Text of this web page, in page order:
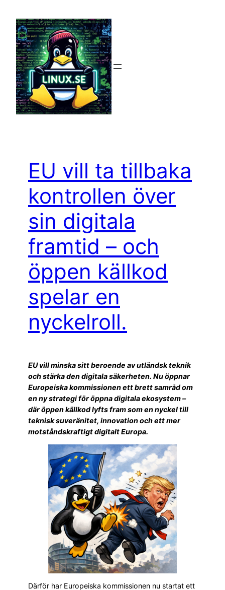
innehåll
EU vill ta tillbaka
kontrollen över
sin digitala
framtid – och
öppen källkod
spelar en
nyckelroll.
EU vill minska sitt beroende av utländsk teknik
och stärka den digitala säkerheten. Nu öppnar
Europeiska kommissionen ett brett samråd om
en ny strategi för öppna digitala ekosystem –
där öppen källkod lyfts fram som en nyckel till
teknisk suveränitet, innovation och ett mer
motståndskraftigt digitalt Europa.
Därför har Europeiska kommissionen nu startat ett